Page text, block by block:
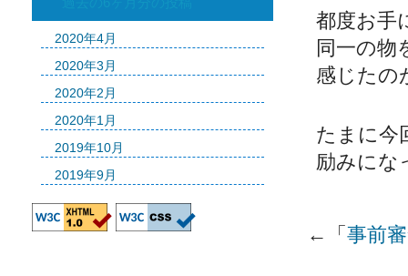
都度お手
同一の物
感じたの
たまに今
励みにな
←「 事前
2020年4月
2020年3月
2020年2月
2020年1月
2019年10月
2019年9月